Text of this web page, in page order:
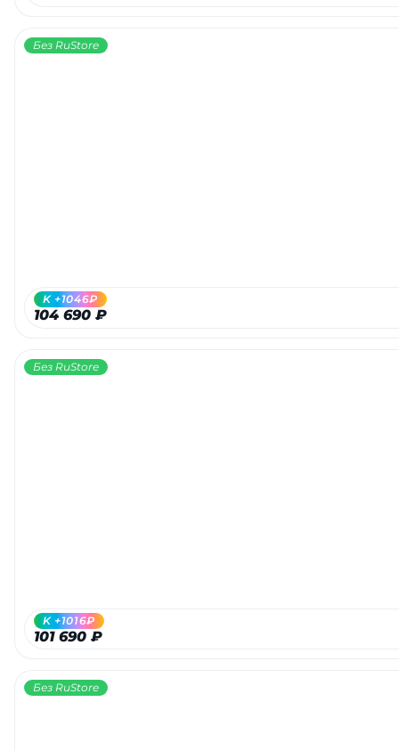
Без RuStore
104 690 ₽
K +1046₽
Без RuStore
101 690 ₽
K +1016₽
Без RuStore